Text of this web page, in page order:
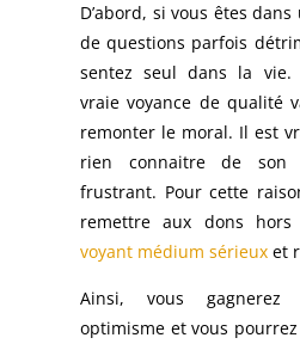
D’abord, si vous êtes
de questions parfois
sentez seul dans la vie.
vraie voyance de qualité
remonter le moral. Il est
rien connaitre de son
frustrant. Pour cette
remettre aux dons hors
voyant médium sérieux et
Ainsi, vous gagnerez
optimisme et vous